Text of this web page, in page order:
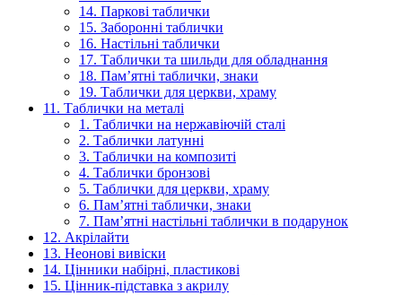
14. Паркові таблички
15. Заборонні таблички
16. Настільні таблички
17. Таблички та шильди для обладнання
18. Пам’ятні таблички, знаки
19. Таблички для церкви, храму
11. Таблички на металі
1. Таблички на нержавіючій сталі
2. Таблички латунні
3. Таблички на композиті
4. Таблички бронзові
5. Таблички для церкви, храму
6. Пам’ятні таблички, знаки
7. Пам’ятні настільні таблички в подарунок
12. Акрілайти
13. Неонові вивіски
14. Цінники набірні, пластикові
15. Цінник-підставка з акрилу